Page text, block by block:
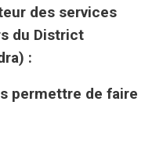
des services
du District
:
permettre de faire